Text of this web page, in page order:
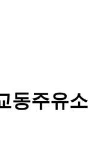
동주유소